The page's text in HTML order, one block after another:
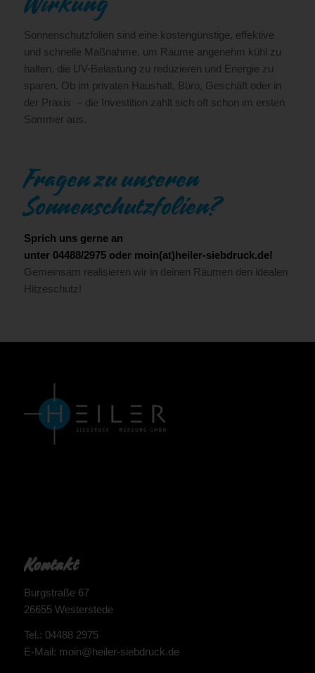
Sonnenschutzfolien sind eine kostengünstige, effektive
und schnelle Maßnahme, um Räume angenehm kühl zu
halten, die UV-Belastung zu reduzieren und Energie zu
sparen. Ob im privaten Haushalt, Büro, Geschäft oder in
der Praxis – die Investition zahlt sich oft schon im ersten
Sommer aus.
Fragen zu unseren
Sonnenschutzfolien?
Sprich uns gerne an
unter 04488/2975oder moin(at)heiler-siebdruck.de!
Gemeinsam realisieren wir in deinen Räumen den idealen
Hitzeschutz!
Kontakt
Burgstraße 67
26655 Westerstede
Tel.: 04488 2975
E-Mail: moin@heiler-siebdruck.de